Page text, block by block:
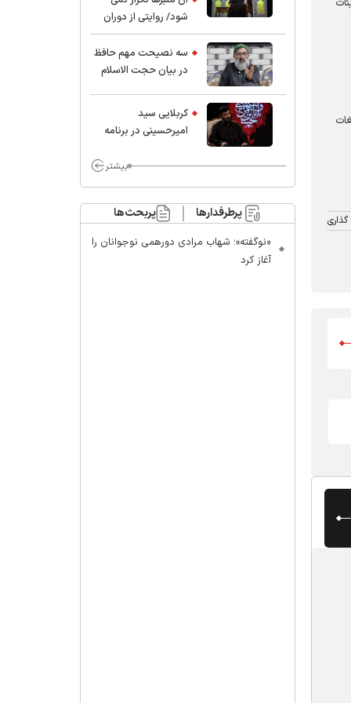
شود/ روایتی از دوران
کودکی و نوجوانی این
واعظ بزرگ و نویسنده و
پژوهشگر جهان اسلام
سه نصیحت مهم حافظ
در بیان حجت الاسلام
کربلایی سید
امیر‌حسینی در برنامه
محسن چاوشی چه
مراقب ماست/ مردم
دهن تفرقه افکنان بزنند
بیشتر
پرطرفدارها پربحث‌ها
«نوگفته»؛ شهاب مرادی دورهمی نوجوانان را
آغاز کرد